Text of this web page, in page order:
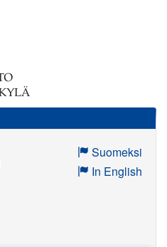
Suomeksi
In English